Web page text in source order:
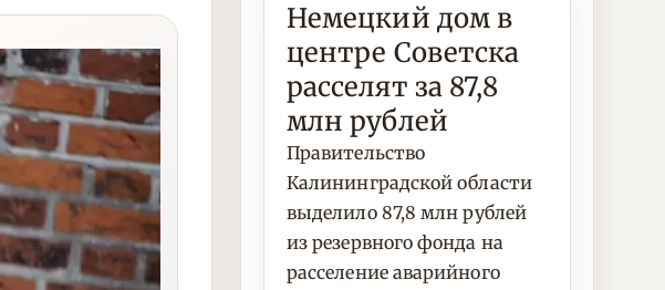
Немецкий дом в
центре Советска
расселят за 87,8
млн рублей
Правительство
Калининградской области
выделило 87,8 млн рублей
из резервного фонда на
расселение аварийного